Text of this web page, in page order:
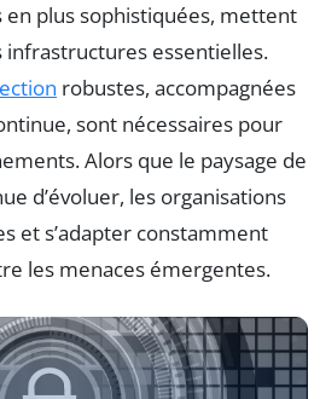
plus sophistiquées, mettent
infrastructures essentielles.
robustes, accompagnées
sont nécessaires pour
Alors que le paysage de
d’évoluer, les organisations
et s’adapter constamment
les menaces émergentes.